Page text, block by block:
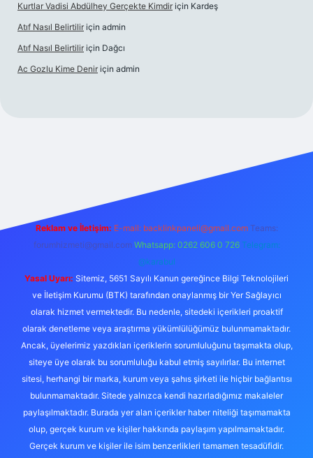
Kurtlar Vadisi Abdülhey Gerçekte Kimdir için Kardeş
Atıf Nasıl Belirtilir için admin
Atıf Nasıl Belirtilir için Dağcı
Ac Gozlu Kime Denir için admin
Reklam ve İletişim: E-mail: backlinkpaneli@gmail.com Teams:
forumhizmeti@gmail.com Whatsapp: 0262 606 0 726 Telegram:
@karabul
Yasal Uyarı: Sitemiz, 5651 Sayılı Kanun gereğince Bilgi Teknolojileri
ve İletişim Kurumu (BTK) tarafından onaylanmış bir Yer Sağlayıcı
olarak hizmet vermektedir. Bu nedenle, sitedeki içerikleri proaktif
olarak denetleme veya araştırma yükümlülüğümüz bulunmamaktadır.
Ancak, üyelerimiz yazdıkları içeriklerin sorumluluğunu taşımakta olup,
siteye üye olarak bu sorumluluğu kabul etmiş sayılırlar. Bu internet
sitesi, herhangi bir marka, kurum veya şahıs şirketi ile hiçbir bağlantısı
bulunmamaktadır. Sitede yalnızca kendi hazırladığımız makaleler
paylaşılmaktadır. Burada yer alan içerikler haber niteliği taşımamakta
olup, gerçek kurum ve kişiler hakkında paylaşım yapılmamaktadır.
Gerçek kurum ve kişiler ile isim benzerlikleri tamamen tesadüfidir.